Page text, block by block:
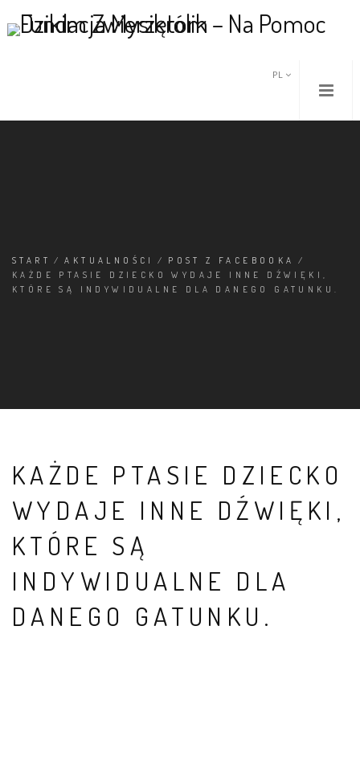
PL
START / AKTUALNOŚCI / POST Z FACEBOOKA
/
KAŻDE PTASIE DZIECKO WYDAJE INNE DŹWIĘKI,
KTÓRE SĄ INDYWIDUALNE DLA DANEGO GATUNKU.
KAŻDE PTASIE DZIECKO
WYDAJE INNE DŹWIĘKI,
KTÓRE SĄ
INDYWIDUALNE DLA
DANEGO GATUNKU.